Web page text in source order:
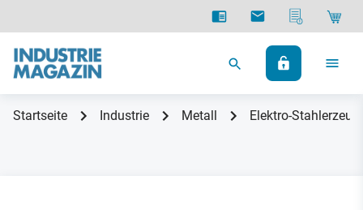
Startseite Industrie Metall Elektro-